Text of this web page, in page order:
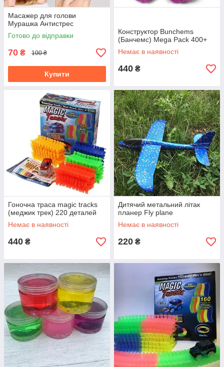
Масажер для голови
Мурашка Антистрес
Готово до відправки
70 ₴ 100 ₴
Купити
Конструктор Bunchems
(Банчемс) Mega Pack 400+
Немає в наявності
440 ₴
Гоночна траса magic tracks
(меджик трек) 220 деталей
Немає в наявності
440 ₴
Дитячий метальний літак
планер Fly plane
Немає в наявності
220 ₴